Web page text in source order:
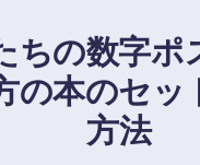
ちの数字ポ
の本のセッ
方法